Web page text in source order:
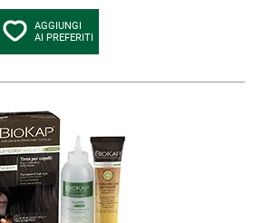
AGGIUNGI
AI PREFERITI